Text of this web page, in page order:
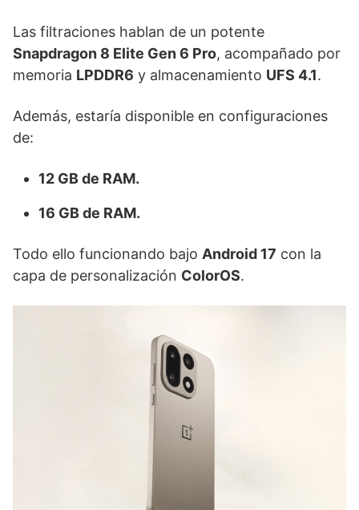
Las filtraciones hablan de un potente
Snapdragon 8 Elite Gen 6 Pro, acompañado por
memoria LPDDR6 y almacenamiento UFS 4.1.
Además, estaría disponible en configuraciones
de:
12 GB de RAM.
16 GB de RAM.
Todo ello funcionando bajo Android 17 con la
capa de personalización ColorOS.